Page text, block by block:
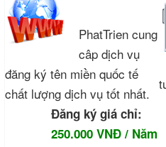
PhatTrien cung
câp dịch vụ
đăng ký tên miền quốc tế
chất lượng dịch vụ tốt nhất.
Đăng ký giá chỉ:
250.000 VNĐ / Năm